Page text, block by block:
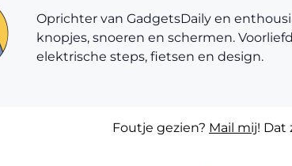
Oprichter van GadgetsDaily en
knopjes, snoeren en schermen.
elektrische steps, fietsen en design.
Foutje gezien? Mail mij! Dat